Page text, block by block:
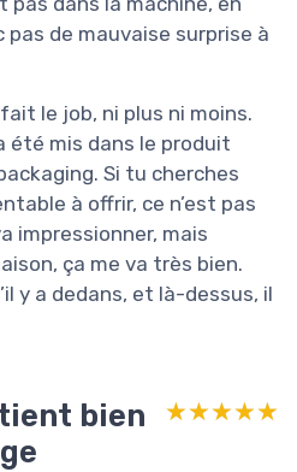
de mauvaise surprise à
le job, ni plus ni moins.
été mis dans le produit
Si tu cherches
à offrir, ce n’est pas
impressionner, mais
ça me va très bien.
y a dedans, et là-dessus, il
bien
★★★★★
★★★★★